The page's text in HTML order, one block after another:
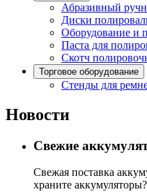
Абразивный
Диски
Оборудование и
Паста для
Скотч
Торговое оборудование
Стенды для
Новости
Свежие
Свежая поставка
храните